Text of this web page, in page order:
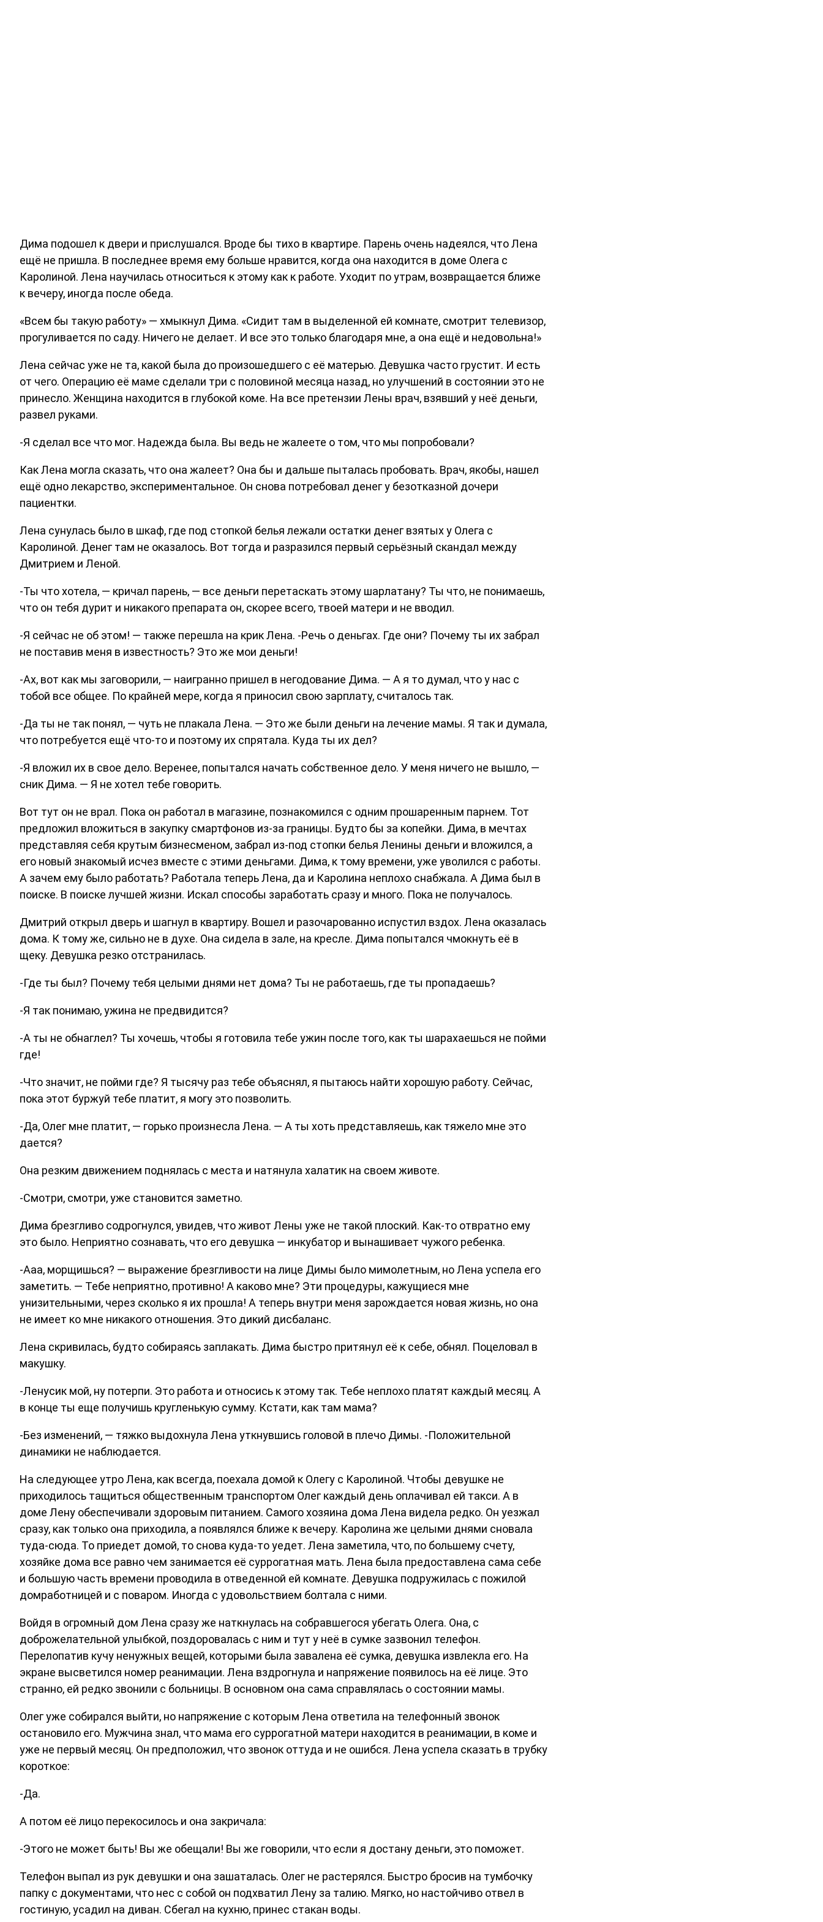
Дима подошел к двери и прислушался. Вроде бы тихо в квартире. Парень очень надеялся, что Лена
ещё не пришла. В последнее время ему больше нравится, когда она находится в доме Олега с
Каролиной. Лена научилась относиться к этому как к работе. Уходит по утрам, возвращается ближе
к вечеру, иногда после обеда.
«Всем бы такую работу» — хмыкнул Дима. «Сидит там в выделенной ей комнате, смотрит телевизор,
прогуливается по саду. Ничего не делает. И все это только благодаря мне, а она ещё и недовольна!»
Лена сейчас уже не та, какой была до произошедшего с её матерью. Девушка часто грустит. И есть
от чего. Операцию её маме сделали три с половиной месяца назад, но улучшений в состоянии это не
принесло. Женщина находится в глубокой коме. На все претензии Лены врач, взявший у неё деньги,
развел руками.
-Я сделал все что мог. Надежда была. Вы ведь не жалеете о том, что мы попробовали?
Как Лена могла сказать, что она жалеет? Она бы и дальше пыталась пробовать. Врач, якобы, нашел
ещё одно лекарство, экспериментальное. Он снова потребовал денег у безотказной дочери
пациентки.
Лена сунулась было в шкаф, где под стопкой белья лежали остатки денег взятых у Олега с
Каролиной. Денег там не оказалось. Вот тогда и разразился первый серьёзный скандал между
Дмитрием и Леной.
-Ты что хотела, — кричал парень, — все деньги перетаскать этому шарлатану? Ты что, не понимаешь,
что он тебя дурит и никакого препарата он, скорее всего, твоей матери и не вводил.
-Я сейчас не об этом! — также перешла на крик Лена. -Речь о деньгах. Где они? Почему ты их забрал
не поставив меня в известность? Это же мои деньги!
-Ах, вот как мы заговорили, — наигранно пришел в негодование Дима. — А я то думал, что у нас с
тобой все общее. По крайней мере, когда я приносил свою зарплату, считалось так.
-Да ты не так понял, — чуть не плакала Лена. — Это же были деньги на лечение мамы. Я так и думала,
что потребуется ещё что-то и поэтому их спрятала. Куда ты их дел?
-Я вложил их в свое дело. Веренее, попытался начать собственное дело. У меня ничего не вышло, —
сник Дима. — Я не хотел тебе говорить.
Вот тут он не врал. Пока он работал в магазине, познакомился с одним прошаренным парнем. Тот
предложил вложиться в закупку смартфонов из-за границы. Будто бы за копейки. Дима, в мечтах
представляя себя крутым бизнесменом, забрал из-под стопки белья Ленины деньги и вложился, а
его новый знакомый исчез вместе с этими деньгами. Дима, к тому времени, уже уволился с работы.
А зачем ему было работать? Работала теперь Лена, да и Каролина неплохо снабжала. А Дима был в
поиске. В поиске лучшей жизни. Искал способы заработать сразу и много. Пока не получалось.
Дмитрий открыл дверь и шагнул в квартиру. Вошел и разочарованно испустил вздох. Лена оказалась
дома. К тому же, сильно не в духе. Она сидела в зале, на кресле. Дима попытался чмокнуть её в
щеку. Девушка резко отстранилась.
-Где ты был? Почему тебя целыми днями нет дома? Ты не работаешь, где ты пропадаешь?
-Я так понимаю, ужина не предвидится?
-А ты не обнаглел? Ты хочешь, чтобы я готовила тебе ужин после того, как ты шарахаешься не пойми
где!
-Что значит, не пойми где? Я тысячу раз тебе объяснял, я пытаюсь найти хорошую работу. Сейчас,
пока этот буржуй тебе платит, я могу это позволить.
-Да, Олег мне платит, — горько произнесла Лена. — А ты хоть представляешь, как тяжело мне это
дается?
Она резким движением поднялась с места и натянула халатик на своем животе.
-Смотри, смотри, уже становится заметно.
Дима брезгливо содрогнулся, увидев, что живот Лены уже не такой плоский. Как-то отвратно ему
это было. Неприятно сознавать, что его девушка — инкубатор и вынашивает чужого ребенка.
-Ааа, морщишься? — выражение брезгливости на лице Димы было мимолетным, но Лена успела его
заметить. — Тебе неприятно, противно! А каково мне? Эти процедуры, кажущиеся мне
унизительными, через сколько я их прошла! А теперь внутри меня зарождается новая жизнь, но она
не имеет ко мне никакого отношения. Это дикий дисбаланс.
Лена скривилась, будто собираясь заплакать. Дима быстро притянул её к себе, обнял. Поцеловал в
макушку.
-Ленусик мой, ну потерпи. Это работа и относись к этому так. Тебе неплохо платят каждый месяц. А
в конце ты еще получишь кругленькую сумму. Кстати, как там мама?
-Без изменений, — тяжко выдохнула Лена уткнувшись головой в плечо Димы. -Положительной
динамики не наблюдается.
На следующее утро Лена, как всегда, поехала домой к Олегу с Каролиной. Чтобы девушке не
приходилось тащиться общественным транспортом Олег каждый день оплачивал ей такси. А в
доме Лену обеспечивали здоровым питанием. Самого хозяина дома Лена видела редко. Он уезжал
сразу, как только она приходила, а появлялся ближе к вечеру. Каролина же целыми днями сновала
туда-сюда. То приедет домой, то снова куда-то уедет. Лена заметила, что, по большему счету,
хозяйке дома все равно чем занимается её суррогатная мать. Лена была предоставлена сама себе
и большую часть времени проводила в отведенной ей комнате. Девушка подружилась с пожилой
домработницей и с поваром. Иногда с удовольствием болтала с ними.
Войдя в огромный дом Лена сразу же наткнулась на собравшегося убегать Олега. Она, с
доброжелательной улыбкой, поздоровалась с ним и тут у неё в сумке зазвонил телефон.
Перелопатив кучу ненужных вещей, которыми была завалена её сумка, девушка извлекла его. На
экране высветился номер реанимации. Лена вздрогнула и напряжение появилось на её лице. Это
странно, ей редко звонили с больницы. В основном она сама справлялась о состоянии мамы.
Олег уже собирался выйти, но напряжение с которым Лена ответила на телефонный звонок
остановило его. Мужчина знал, что мама его суррогатной матери находится в реанимации, в коме и
уже не первый месяц. Он предположил, что звонок оттуда и не ошибся. Лена успела сказать в трубку
короткое:
-Да.
А потом её лицо перекосилось и она закричала:
-Этого не может быть! Вы же обещали! Вы же говорили, что если я достану деньги, это поможет.
Телефон выпал из рук девушки и она зашаталась. Олег не растерялся. Быстро бросив на тумбочку
папку с документами, что нес с собой он подхватил Лену за талию. Мягко, но настойчиво отвел в
гостиную, усадил на диван. Сбегал на кухню, принес стакан воды.